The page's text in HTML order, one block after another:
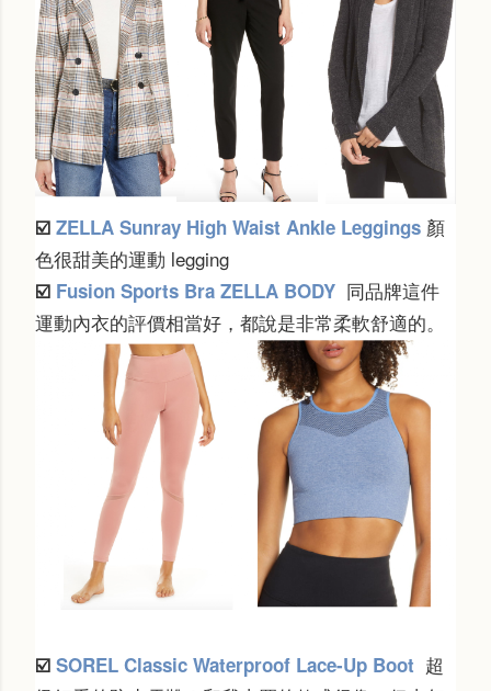
☑️ ZELLA Sunray High Waist Ankle Leggings 顏
色很甜美的運動 legging
☑️ Fusion Sports Bra ZELLA BODY 同品牌這件
運動內衣的評價相當好，都說是非常柔軟舒適的。
☑️ SOREL Classic Waterproof Lace-Up Boot 超